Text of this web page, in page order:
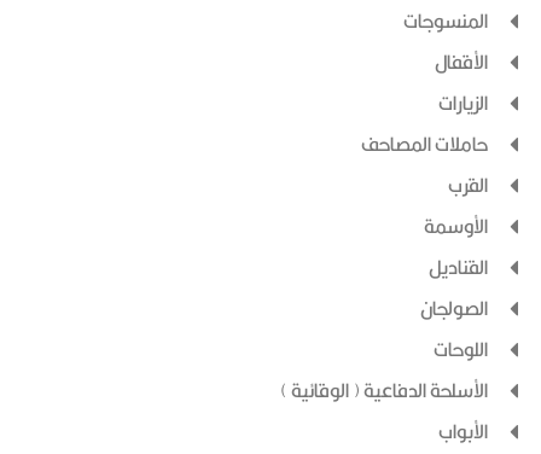
المنسوجات
الأقفال
الزيارات
حاملات المصاحف
القرب
الأوسمة
القناديل
الصولجان
اللوحات
الأسلحة الدفاعية ( الوقائية )
الأبواب